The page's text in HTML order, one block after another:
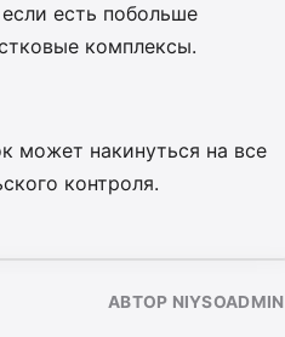
есть побольше
комплексы.
может накинуться на все
контроля.
АВТОР NIYSOADMIN